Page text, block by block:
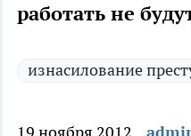
работать не
изнасилование